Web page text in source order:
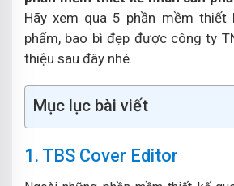
Hãy xem qua 5 phần mềm thiết
phẩm, bao bì đẹp được công ty
thiệu sau đây nhé.
Mục lục bài viết
1. TBS Cover Editor